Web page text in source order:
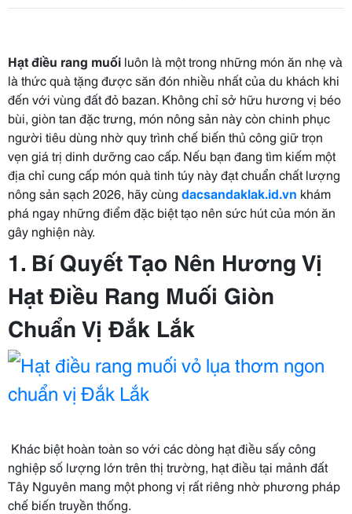
Hạt điều rang muối luôn là một trong những món ăn nhẹ và
là thức quà tặng được săn đón nhiều nhất của du khách khi
đến với vùng đất đỏ bazan. Không chỉ sở hữu hương vị béo
bùi, giòn tan đặc trưng, món nông sản này còn chinh phục
người tiêu dùng nhờ quy trình chế biến thủ công giữ trọn
vẹn giá trị dinh dưỡng cao cấp. Nếu bạn đang tìm kiếm một
địa chỉ cung cấp món quà tinh túy này đạt chuẩn chất lượng
nông sản sạch 2026, hãy cùng dacsandaklak.id.vn khám
phá ngay những điểm đặc biệt tạo nên sức hút của món ăn
gây nghiện này.
1. Bí Quyết Tạo Nên Hương Vị
Hạt Điều Rang Muối Giòn
Chuẩn Vị Đắk Lắk
Khác biệt hoàn toàn so với các dòng hạt điều sấy công
nghiệp số lượng lớn trên thị trường, hạt điều tại mảnh đất
Tây Nguyên mang một phong vị rất riêng nhờ phương pháp
chế biến truyền thống.